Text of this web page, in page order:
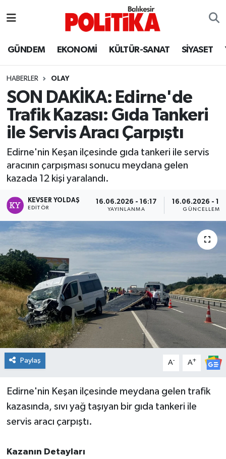
GÜNDEM EKONOMİ KÜLTÜR-SANAT SİYASET
HABERLER OLAY
SON DAKİKA: Edirne'de
Trafik Kazası: Gıda Tankeri
ile Servis Aracı Çarpıştı
Edirne'nin Keşan ilçesinde gıda tankeri ile servis
aracının çarpışması sonucu meydana gelen
kazada 12 kişi yaralandı.
KEVSER YOLDAŞ
EDITÖR
16.06.2026 - 16:17
YAYINLANMA
16.06.2026 -
GÜNCELLEME
Paylaş A- A+
Edirne'nin Keşan ilçesinde meydana gelen trafik
kazasında, sıvı yağ taşıyan bir gıda tankeri ile
servis aracı çarpıştı.
Kazanın Detayları
Ayvalık
Balya
Bandırma
Bigadiç
BİYOGRAFİLER
DÜNYA
Dursunbey
Edremit
EĞİTİM
EKONOMİ
Gönen
Havran
Balıkesir Hava Durumu
Balıkesir Namaz Vakitleri
Balıkesir Trafik Yoğunluk Haritası
Süper Lig Puan Durumu ve Fikstür
Tüm Manşetler